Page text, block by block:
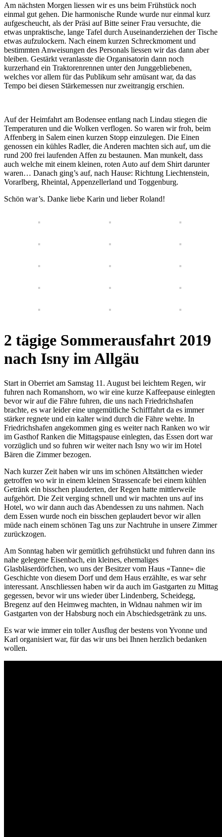
Am nächsten Morgen liessen wir es uns beim Frühstück noch
einmal gut gehen. Die harmonische Runde wurde nur einmal kurz
aufgescheucht, als der Präsi auf Bitte seiner Frau versuchte, die
etwas unpraktische, lange Tafel durch Auseinanderziehen der Tische
etwas aufzulockern. Nach einem kurzen Schreckmoment und
bestimmten Anweisungen des Personals liessen wir das dann aber
bleiben. Gestärkt veranlasste die Organisatorin dann noch
kurzerhand ein Traktorenrennen unter den Junggebliebenen,
welches vor allem für das Publikum sehr amüsant war, da das
Tempo bei diesen Stärkemessen nur zweitrangig erschien.
Auf der Heimfahrt am Bodensee entlang nach Lindau stiegen die
Temperaturen und die Wolken verflogen. So waren wir froh, beim
Affenberg in Salem einen kurzen Stopp einzulegen. Die Einen
genossen ein kühles Radler, die Anderen machten sich auf, um die
rund 200 frei laufenden Affen zu bestaunen. Man munkelt, dass
auch welche mit einem kleinen, roten Auto auf dem Shirt darunter
waren… Danach ging’s auf, nach Hause: Richtung Liechtenstein,
Vorarlberg, Rheintal, Appenzellerland und Toggenburg.
Schön war’s. Danke liebe Karin und lieber Roland!
2 tägige Sommerausfahrt 2019
nach Isny im Allgäu
Start in Oberriet am Samstag 11. August bei leichtem Regen, wir
fuhren nach Romanshorn, wo wir eine kurze Kaffeepause einlegten
bevor wir auf die Fähre fuhren, die uns nach Friedrichshafen
brachte, es war leider eine ungemütliche Schifffahrt da es immer
stärker regnete und ein kalter wind durch die Fähre wehte. In
Friedrichshafen angekommen ging es weiter nach Ranken wo wir
im Gasthof Ranken die Mittagspause einlegten, das Essen dort war
vorzüglich und so fuhren wir weiter nach Isny wo wir im Hotel
Bären die Zimmer bezogen.
Nach kurzer Zeit haben wir uns im schönen Altstättchen wieder
getroffen wo wir in einem kleinen Strassencafe bei einem kühlen
Getränk ein bisschen plauderten, der Regen hatte mittlerweile
aufgehört. Die Zeit verging schnell und wir machten uns auf ins
Hotel, wo wir dann auch das Abendessen zu uns nahmen. Nach
dem Essen wurde noch ein bisschen geplaudert bevor wir allen
müde nach einem schönen Tag uns zur Nachtruhe in unsere Zimmer
zurückzogen.
Am Sonntag haben wir gemütlich gefrühstückt und fuhren dann ins
nahe gelegene Eisenbach, ein kleines, ehemaliges
Glasbläserdörfchen, wo uns der Besitzer vom Haus «Tanne» die
Geschichte von diesem Dorf und dem Haus erzählte, es war sehr
interessant. Anschliessen haben wir da auch im Gastgarten zu Mittag
gegessen, bevor wir uns wieder über Lindenberg, Scheidegg,
Bregenz auf den Heimweg machten, in Widnau nahmen wir im
Gastgarten von der Habsburg noch ein Abschiedsgetränk zu uns.
Es war wie immer ein toller Ausflug der bestens von Yvonne und
Karl organisiert war, für das wir uns bei Ihnen herzlich bedanken
wollen.